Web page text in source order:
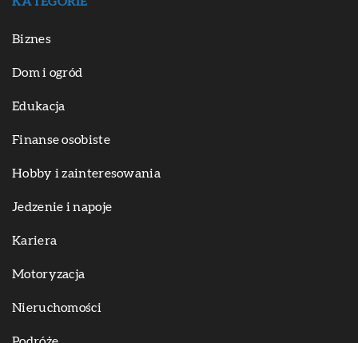
Biznes
Dom i ogród
Edukacja
Finanse osobiste
Hobby i zainteresowania
Jedzenie i napoje
Kariera
Motoryzacja
Nieruchomości